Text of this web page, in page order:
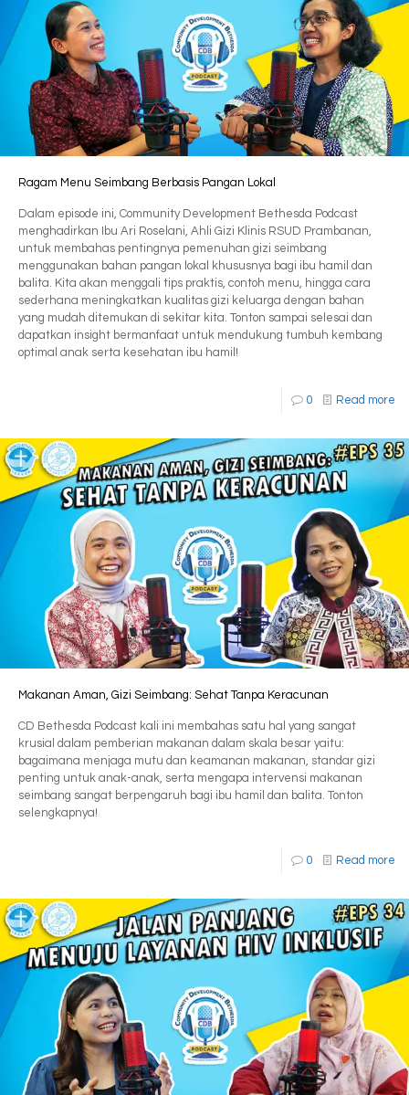
Ragam Menu Seimbang Berbasis Pangan Lokal
Dalam episode ini, Community Development Bethesda Podcast
menghadirkan Ibu Ari Roselani, Ahli Gizi Klinis RSUD Prambanan,
untuk membahas pentingnya pemenuhan gizi seimbang
menggunakan bahan pangan lokal khususnya bagi ibu hamil dan
balita. Kita akan menggali tips praktis, contoh menu, hingga cara
sederhana meningkatkan kualitas gizi keluarga dengan bahan
yang mudah ditemukan di sekitar kita. Tonton sampai selesai dan
dapatkan insight bermanfaat untuk mendukung tumbuh kembang
optimal anak serta kesehatan ibu hamil!
0 Read more
Makanan Aman, Gizi Seimbang: Sehat Tanpa Keracunan
CD Bethesda Podcast kali ini membahas satu hal yang sangat
krusial dalam pemberian makanan dalam skala besar yaitu:
bagaimana menjaga mutu dan keamanan makanan, standar gizi
penting untuk anak-anak, serta mengapa intervensi makanan
seimbang sangat berpengaruh bagi ibu hamil dan balita. Tonton
selengkapnya!
0 Read more